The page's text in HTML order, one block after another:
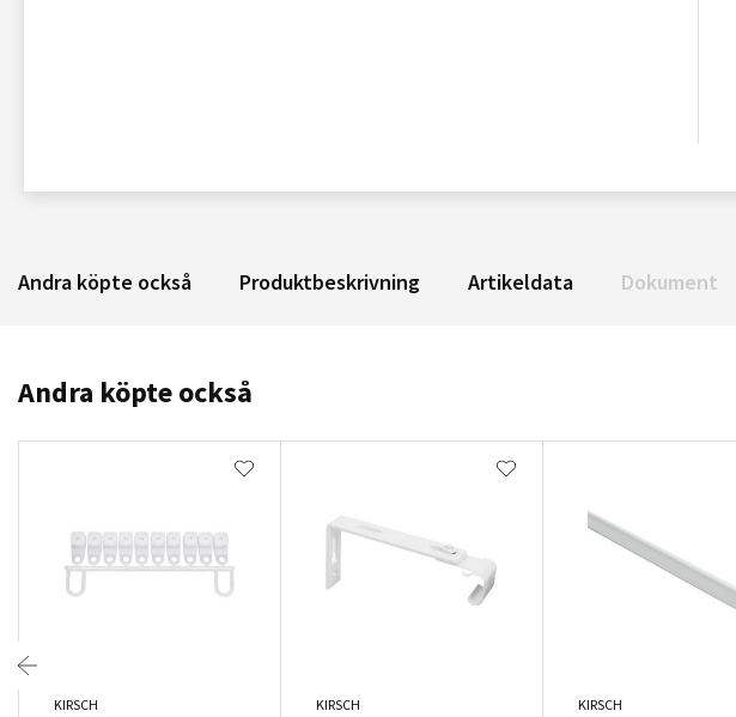
Andra köpte också Produktbeskrivning Artikeldata Dokument
Andra köpte också
KIRSCH KIRSCH KIRSCH